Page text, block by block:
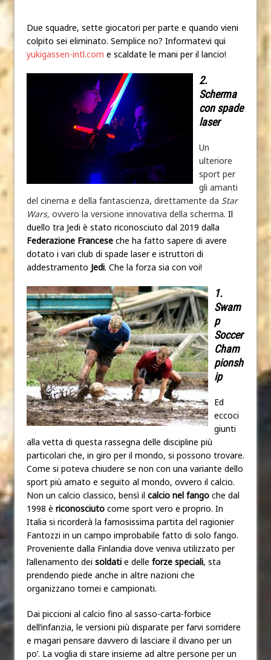
Due squadre, sette giocatori per parte e quando vieni
colpito sei eliminato. Semplice no? Informatevi qui
yukigassen-intl.com e scaldate le mani per il lancio!
2.
Scherma
con spade
laser
Un
ulteriore
sport per
gli amanti
del cinema e della fantascienza, direttamente da Star
Wars, ovvero la versione innovativa della scherma. Il
duello tra Jedi è stato riconosciuto dal 2019 dalla
Federazione Francese che ha fatto sapere di avere
dotato i vari club di spade laser e istruttori di
addestramento Jedi. Che la forza sia con voi!
1.
Swam
p
Soccer
Cham
pionsh
ip
Ed
eccoci
giunti
alla vetta di questa rassegna delle discipline più
particolari che, in giro per il mondo, si possono trovare.
Come si poteva chiudere se non con una variante dello
sport più amato e seguito al mondo, ovvero il calcio.
Non un calcio classico, bensì il calcio nel fango che dal
1998 è riconosciuto come sport vero e proprio. In
Italia si ricorderà la famosissima partita del ragionier
Fantozzi in un campo improbabile fatto di solo fango.
Proveniente dalla Finlandia dove veniva utilizzato per
l’allenamento dei soldati e delle forze speciali, sta
prendendo piede anche in altre nazioni che
organizzano tornei e campionati.
Dai piccioni al calcio fino al sasso-carta-forbice
dell’infanzia, le versioni più disparate per farvi sorridere
e magari pensare davvero di lasciare il divano per un
po’. La voglia di stare insieme ad altre persone per un